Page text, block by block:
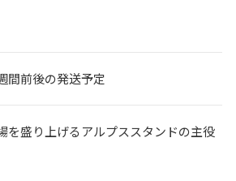
間前後の発送予定
を盛り上げるアルプススタンドの主役